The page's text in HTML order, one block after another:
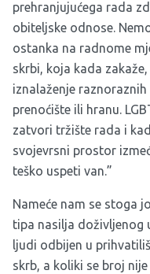
prehranjujućega rada
obiteljske odnose.
ostanka na radnome
skrbi, koja kada
iznalaženje
prenoćište ili hranu.
zatvori tržište rada i
svojevrsni prostor
teško uspeti van.”
Nameće nam se stoga
tipa nasilja doživljenog
ljudi odbijen u
skrb, a koliki se broj